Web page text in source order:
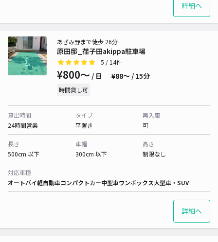
詳細へ
原田邸_荏子田akippa駐車場
あざみ野まで徒歩 26分
5 / 14件
¥800〜 / 日 ¥88〜 / 15分
時間貸し可
貸出時間
24時間営業
タイプ
平置き
再入庫
可
長さ
500cm 以下
車幅
300cm 以下
高さ
制限なし
対応車種
オートバイ軽自動車コンパクトカー中型車ワンボックス大型車・SUV
詳細へ